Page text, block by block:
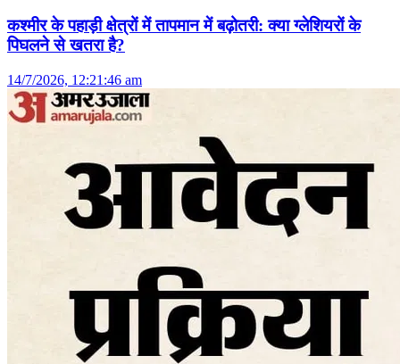
कश्मीर के पहाड़ी क्षेत्रों में तापमान में बढ़ोतरी: क्या ग्लेशियरों के
पिघलने से खतरा है?
14/7/2026, 12:21:46 am